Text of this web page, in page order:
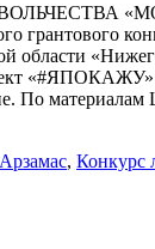
грантового
области
«#ЯПОКАЖУ»
По
Арзамас, Конкурс